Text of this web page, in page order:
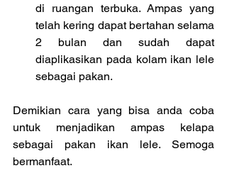
di ruangan terbuka. Ampas yang
telah kering dapat bertahan selama
2 bulan dan sudah dapat
diaplikasikan pada kolam ikan lele
sebagai pakan.
Demikian cara yang bisa anda coba
untuk menjadikan ampas kelapa
sebagai pakan ikan lele. Semoga
bermanfaat.